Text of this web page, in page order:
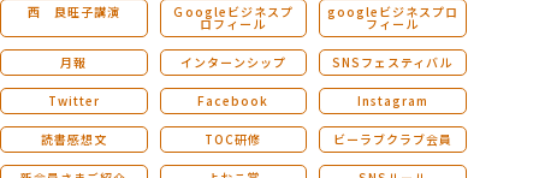
西 良旺子講演 Ｇoogleビジネスプ
ロフィール
googleビジネスプロ
フィール
月報 インターンシップ SNSフェスティバル
Twitter Facebook Instagram
読書感想文 TOC研修 ビーラブクラブ会員